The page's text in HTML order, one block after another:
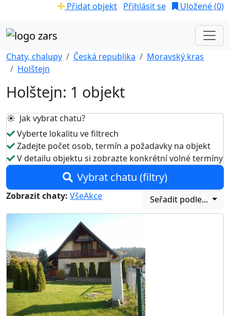
Přidat objekt Přihlásit se Uložené (0)
Chaty, chalupy Česká republika
Moravský kras
Holštejn
Holštejn: 1 objekt
☀️ Jak vybrat chatu?
Vyberte lokalitu ve filtrech
Zadejte počet osob, termín a požadavky na objekt
V detailu objektu si zobrazte konkrétní volné termíny
Vybrat chatu (filtry)
Zobrazit chaty: VšeAkce Seřadit podle...